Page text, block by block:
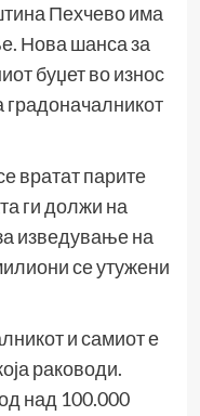
Пехчево има
Нова шанса за
буџет во износ
вратат парите
ги должи на
изведување на
се утужени
и самиот е
раководи.
над 100.000